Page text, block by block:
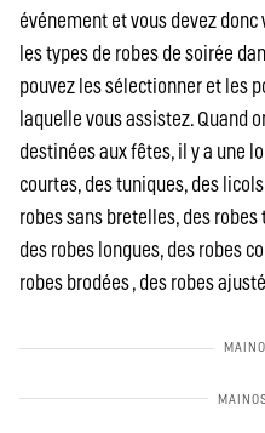
événement et vous devez donc
les types de robes de soirée
pouvez les sélectionner et les
laquelle vous assistez. Quand
destinées aux fêtes, il y a une
courtes, des tuniques, des
robes sans bretelles, des
des robes longues, des robes
robes brodées , des robes